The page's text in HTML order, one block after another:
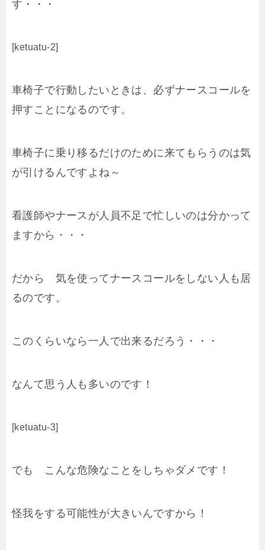
す・・・
[ketuatu-2]
車椅子で行動したいときは、必ずナースコールを
押すことになるのです。
車椅子に乗り移るだけのために来てもらうのは気
が引けるんですよね～
看護師やナースが人員不足で忙しいのは分かって
ますから・・・
だから 気を使ってナースコールをしない人も居
るのです。
このくらいなら一人で出来るだろう・・・
なんて思う人も多いのです！
[ketuatu-3]
でも こんな危険なことをしちゃダメです！
怪我をする可能性が大きいんですから！